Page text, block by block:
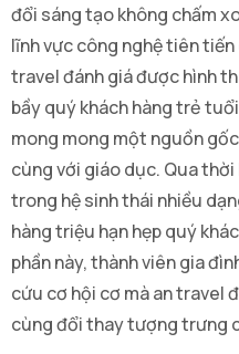
đổi sáng tạo không chấm
lĩnh vực công nghệ tiên
travel đánh giá được hình
bầy quý khách hàng trẻ
mong mong một nguồn
cùng với giáo dục. Qua
trong hệ sinh thái nhiều
hàng triệu hạn hẹp quý
phần này, thành viên gia
cứu cơ hội cơ mà an travel
cùng đổi thay tượng trưng